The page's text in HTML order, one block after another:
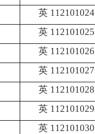
英 112101024
英 112101025
英 112101026
英 112101027
英 112101028
英 112101029
英 112101030